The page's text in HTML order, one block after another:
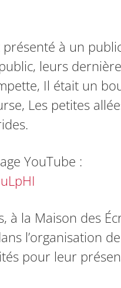
à un
leurs
Il était un
Les petites
YouTube :
à la Maison des
l’organisation
pour leur